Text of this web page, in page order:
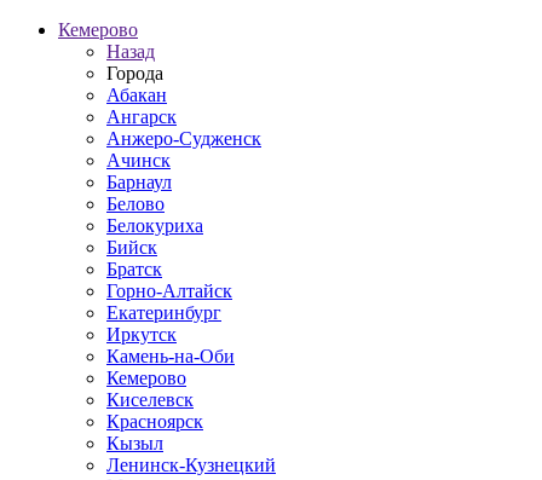
Кемерово
Назад
Города
Абакан
Ангарск
Анжеро-Судженск
Ачинск
Барнаул
Белово
Белокуриха
Бийск
Братск
Горно-Алтайск
Екатеринбург
Иркутск
Камень-на-Оби
Кемерово
Киселевск
Красноярск
Кызыл
Ленинск-Кузнецкий